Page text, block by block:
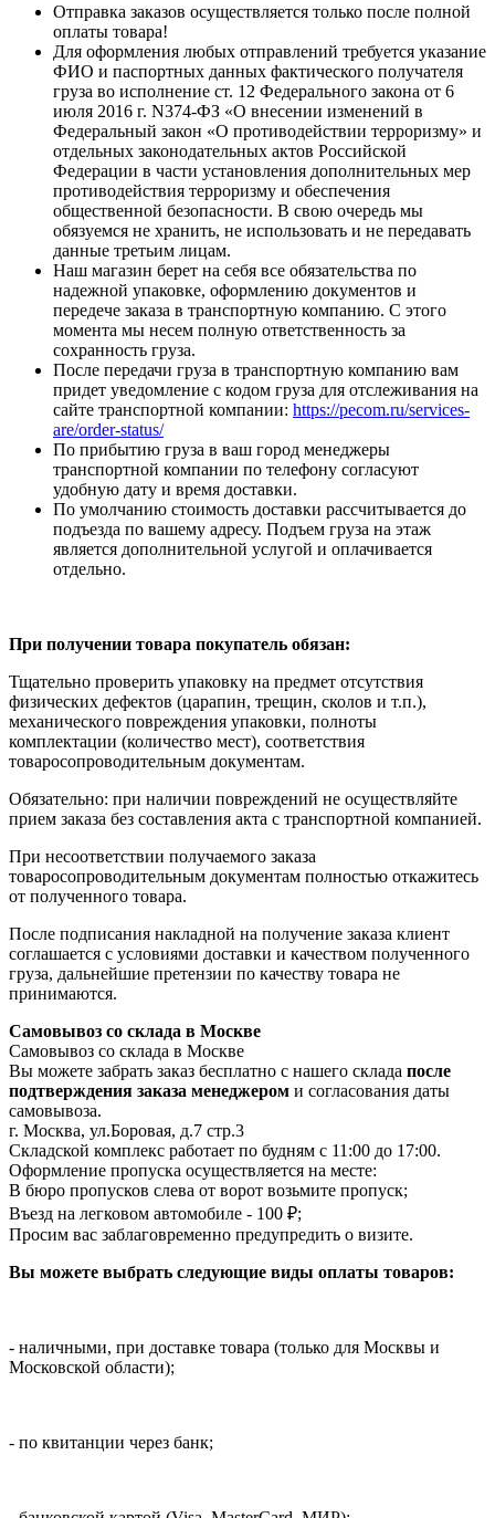
Отправка заказов осуществляется только после полной
оплаты товара!
Для оформления любых отправлений требуется указание
ФИО и паспортных данных фактического получателя
груза во исполнение ст. 12 Федерального закона от 6
июля 2016 г. N374-ФЗ «О внесении изменений в
Федеральный закон «О противодействии терроризму» и
отдельных законодательных актов Российской
Федерации в части установления дополнительных мер
противодействия терроризму и обеспечения
общественной безопасности. В свою очередь мы
обязуемся не хранить, не использовать и не передавать
данные третьим лицам.
Наш магазин берет на себя все обязательства по
надежной упаковке, оформлению документов и
передече заказа в транспортную компанию. С этого
момента мы несем полную ответственность за
сохранность груза.
После передачи груза в транспортную компанию вам
придет уведомление с кодом груза для отслеживания на
сайте транспортной компании: https://pecom.ru/services-
are/order-status/
По прибытию груза в ваш город менеджеры
транспортной компании по телефону согласуют
удобную дату и время доставки.
По умолчанию стоимость доставки рассчитывается до
подъезда по вашему адресу. Подъем груза на этаж
является дополнительной услугой и оплачивается
отдельно.
При получении товара покупатель обязан:
Тщательно проверить упаковку на предмет отсутствия
физических дефектов (царапин, трещин, сколов и т.п.),
механического повреждения упаковки, полноты
комплектации (количество мест), соответствия
товаросопроводительным документам.
Обязательно: при наличии повреждений не осуществляйте
прием заказа без составления акта с транспортной компанией.
При несоответствии получаемого заказа
товаросопроводительным документам полностью откажитесь
от полученного товара.
После подписания накладной на получение заказа клиент
соглашается с условиями доставки и качеством полученного
груза, дальнейшие претензии по качеству товара не
принимаются.
Самовывоз со склада в Москве
Самовывоз со склада в Москве
Вы можете забрать заказ бесплатно с нашего склада после
подтверждения заказа менеджером и согласования даты
самовывоза.
г. Москва, ул.Боровая, д.7 стр.3
Складской комплекс работает по будням с 11:00 до 17:00.
Оформление пропуска осуществляется на месте:
В бюро пропусков слева от ворот возьмите пропуск;
Въезд на легковом автомобиле - 100 ₽;
Просим вас заблаговременно предупредить о визите.
Вы можете выбрать следующие виды оплаты товаров:
- наличными, при доставке товара (только для Москвы и
Московской области);
- по квитанции через банк;